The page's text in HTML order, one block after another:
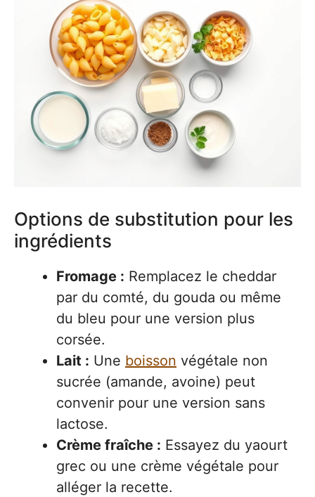
Options de substitution pour les
ingrédients
Fromage : Remplacez le cheddar
par du comté, du gouda ou même
du bleu pour une version plus
corsée.
Lait : Une boisson végétale non
sucrée (amande, avoine) peut
convenir pour une version sans
lactose.
Crème fraîche : Essayez du yaourt
grec ou une crème végétale pour
alléger la recette.